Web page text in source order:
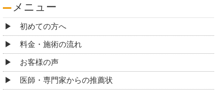
メニュー
初めての方へ
料金・施術の流れ
お客様の声
医師・専門家からの推薦状